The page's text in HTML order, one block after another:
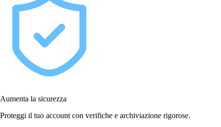
Aumenta la sicurezza
Proteggi il tuo account con verifiche e archiviazione rigorose.